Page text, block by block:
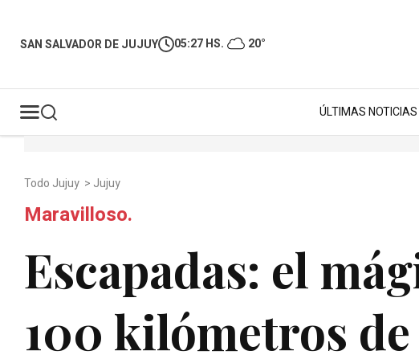
SAN SALVADOR DE JUJUY 05:27 HS. 20°
ÚLTIMAS NOTICIAS
Todo Jujuy > Jujuy
Maravilloso.
Escapadas: el
100 kilómetros